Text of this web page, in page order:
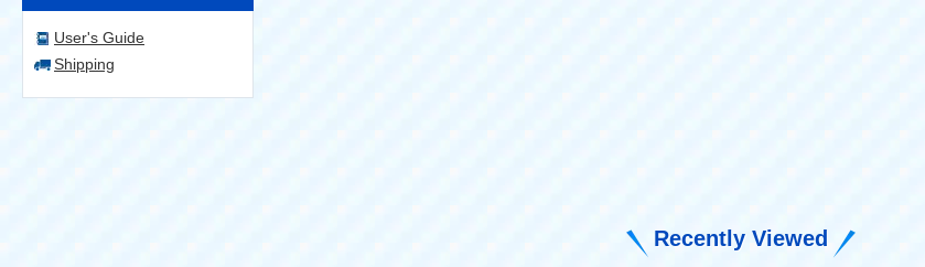
User's Guide
Shipping
Recently Viewed